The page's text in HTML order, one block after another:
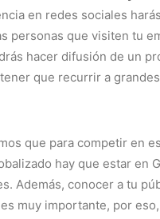
en redes sociales
personas que visiten tu
hacer difusión de un
que recurrir a
que para competir en
hay que estar en
Además, conocer a tu
muy importante, por